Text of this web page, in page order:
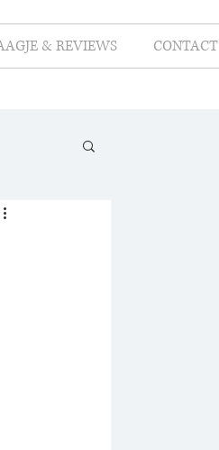
& REVIEWS CONTACT